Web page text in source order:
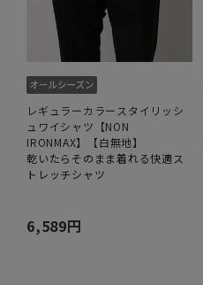
レギュラーカラースタイリッシ
ュワイシャツ【NON
IRONMAX】【白無地】
乾いたらそのまま着れる快適ス
トレッチシャツ
6,589円